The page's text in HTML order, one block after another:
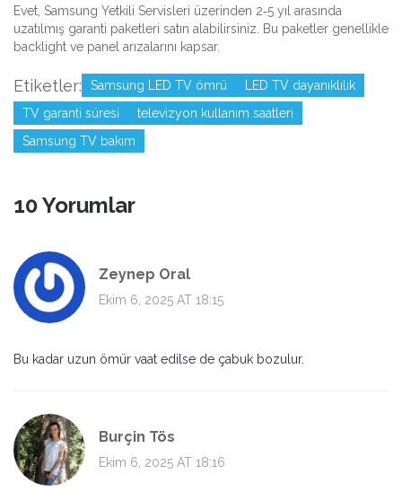
Evet, Samsung Yetkili Servisleri üzerinden 2‑5 yıl arasında
uzatılmış garanti paketleri satın alabilirsiniz. Bu paketler genellikle
backlight ve panel arızalarını kapsar.
Etiketler: Samsung LED TV ömrü
LED TV dayanıklılık
TV garanti süresi
televizyon kullanım saatleri
Samsung TV bakım
10 Yorumlar
Zeynep Oral
Ekim 6, 2025 AT 18:15
Bu kadar uzun ömür vaat edilse de çabuk bozulur.
Burçin Tös
Ekim 6, 2025 AT 18:16